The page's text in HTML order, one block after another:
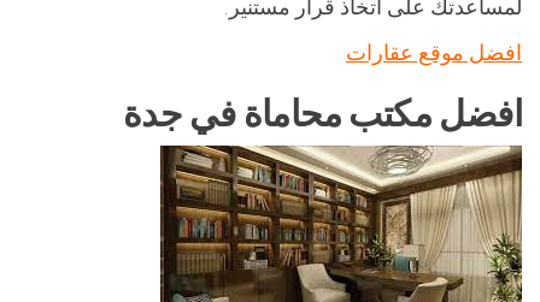
لمساعدتك على اتخاذ قرار مستنير.
افضل موقع عقارات
افضل مكتب محاماة في جدة